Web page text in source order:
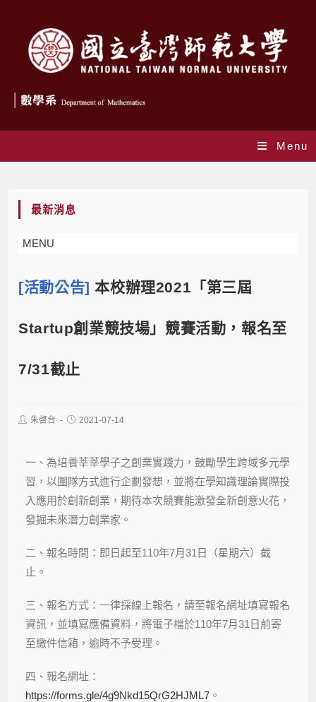
Menu
最新消息
MENU
[活動公告]本校辦理2021「第三屆
Startup創業競技場」競賽活動，報名至
7/31截止
朱啓台 2021-07-14
一、為培養莘莘學子之創業實踐力，鼓勵學生跨域多元學
習，以圍隊方式進行企劃發想，並將在學知識理論實際投
入應用於創新創業，期待本次競賽能激發全新創意火花，
發掘未來潛力創業家。
二、報名時間：即日起至110年7月31日（星期六）截
止。
三、報名方式：一律採線上報名，請至報名網址填寫報名
資訊，並填寫應備資料，將電子檔於110年7月31日前寄
至繳件信箱，逾時不予受理。
四、報名網址：
https://forms.gle/4g9Nkd15QrG2HJML7 。